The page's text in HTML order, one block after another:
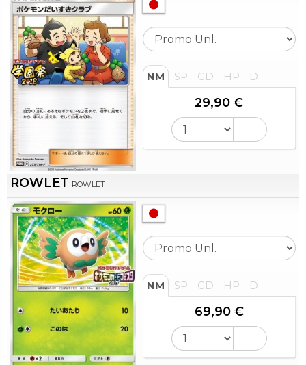
NM SP GD HP D
29,90 €
ROWLET ROWLET
NM SP GD HP D
69,90 €